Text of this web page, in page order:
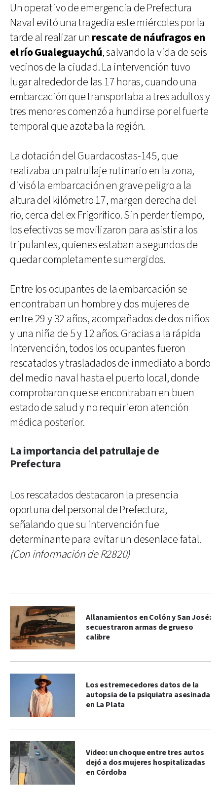
Un operativo de emergencia de Prefectura
Naval evitó una tragedia este miércoles por la
tarde al realizar un rescate de náufragos en
el río Gualeguaychú, salvando la vida de seis
vecinos de la ciudad. La intervención tuvo
lugar alrededor de las 17 horas, cuando una
embarcación que transportaba a tres adultos y
tres menores comenzó a hundirse por el fuerte
temporal que azotaba la región.
La dotación del Guardacostas-145, que
realizaba un patrullaje rutinario en la zona,
divisó la embarcación en grave peligro a la
altura del kilómetro 17, margen derecha del
río, cerca del ex Frigorífico. Sin perder tiempo,
los efectivos se movilizaron para asistir a los
tripulantes, quienes estaban a segundos de
quedar completamente sumergidos.
Entre los ocupantes de la embarcación se
encontraban un hombre y dos mujeres de
entre 29 y 32 años, acompañados de dos niños
y una niña de 5 y 12 años. Gracias a la rápida
intervención, todos los ocupantes fueron
rescatados y trasladados de inmediato a bordo
del medio naval hasta el puerto local, donde
comprobaron que se encontraban en buen
estado de salud y no requirieron atención
médica posterior.
La importancia del patrullaje de
Prefectura
Los rescatados destacaron la presencia
oportuna del personal de Prefectura,
señalando que su intervención fue
determinante para evitar un desenlace fatal.
(Con información de R2820)
Allanamientos en Colón y San José:
secuestraron armas de grueso
calibre
Los estremecedores datos de la
autopsia de la psiquiatra asesinada
en La Plata
Video: un choque entre tres autos
dejó a dos mujeres hospitalizadas
en Córdoba